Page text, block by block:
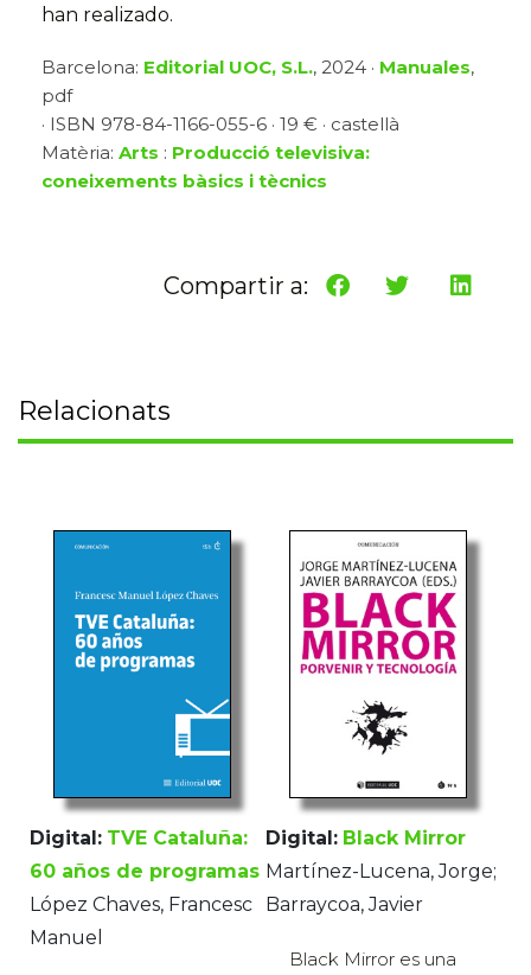
han realizado.
Barcelona: Editorial UOC, S.L., 2024 · Manuales,
pdf
· ISBN 978-84-1166-055-6 · 19 € · castellà
Matèria: Arts : Producció televisiva:
coneixements bàsics i tècnics
Compartir a:
Relacionats
Digital: TVE Cataluña:
60 años de programas
López Chaves, Francesc
Manuel
Digital: Black Mirror
Martínez-Lucena, Jorge;
Barraycoa, Javier
Black Mirror es una